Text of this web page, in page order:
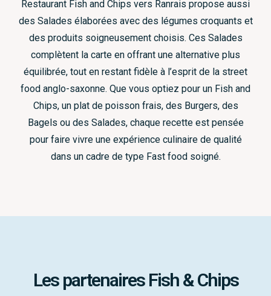
Restaurant Fish and Chips vers Ranrais propose aussi
des Salades élaborées avec des légumes croquants et
des produits soigneusement choisis. Ces Salades
complètent la carte en offrant une alternative plus
équilibrée, tout en restant fidèle à l’esprit de la street
food anglo-saxonne. Que vous optiez pour un Fish and
Chips, un plat de poisson frais, des Burgers, des
Bagels ou des Salades, chaque recette est pensée
pour faire vivre une expérience culinaire de qualité
dans un cadre de type Fast food soigné.
Les partenaires Fish & Chips